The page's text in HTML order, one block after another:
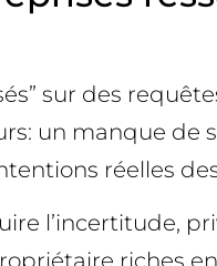
sur des
un manque
réelles
l’incertitude,
riches